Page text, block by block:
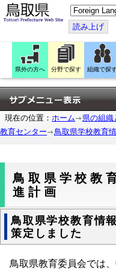
こ
の
ペ
ー
ジ
翻
訳
す
る
読み上げ
県外の方へ 分野で探す 組織で探
現在の位置： ホーム 県の組織
教育センター
鳥取県学校教育
鳥取県学校教
進計画
鳥取県学校教育情
策定しました
鳥取県教育委員会では